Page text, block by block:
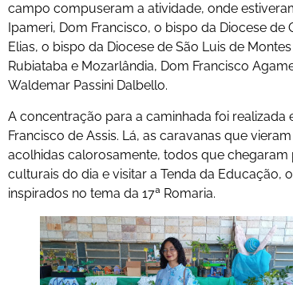
campo compuseram a atividade, onde
Ipameri, Dom Francisco, o bispo da Diocese de
Elias, o bispo da Diocese de São Luis de
Rubiataba e Mozarlândia, Dom Francisco
Waldemar Passini Dalbello.
A concentração para a caminhada foi
Francisco de Assis. Lá, as caravanas que
acolhidas calorosamente, todos que chegaram
culturais do dia e visitar a Tenda da Educação,
inspirados no tema da 17ª Romaria.